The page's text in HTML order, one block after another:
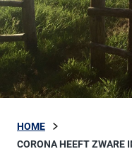
HOME
CORONA HEEFT ZWARE